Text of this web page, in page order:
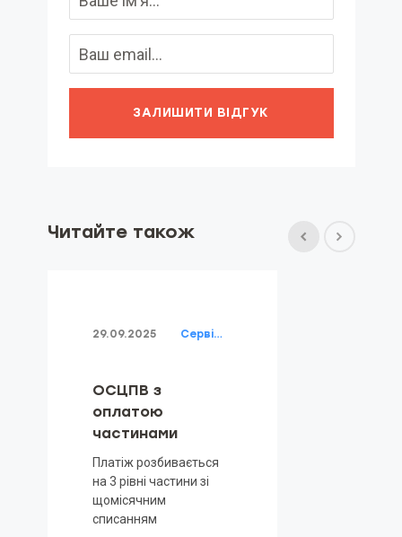
ЗАЛИШИТИ ВІДГУК
Читайте також
Cервіси та продукти ARX
29.09.2025
ОСЦПВ з
оплатою
частинами
Платіж розбивається
на 3 рівні частини зі
щомісячним
списанням